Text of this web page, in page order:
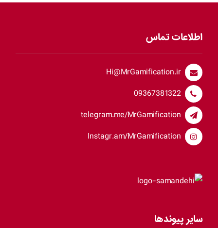
اطلاعات تماس
Hi@MrGamification.ir
09367381322
telegram.me/MrGamification
Instagr.am/MrGamification
سایر پیوندها